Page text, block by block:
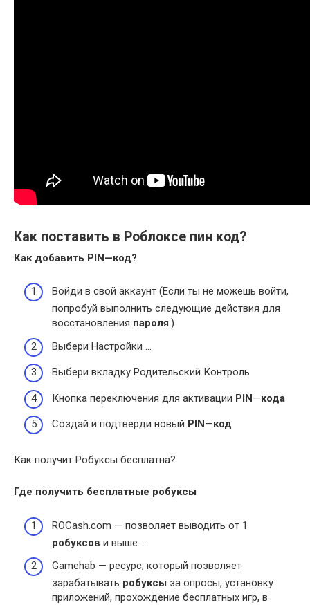
Как поставить в Роблоксе пин код?
Как добавить PIN—код?
Войди в свой аккаунт (Если ты не можешь войти,
попробуй выполнить следующие действия для
восстановления пароля.)
Выбери Настройки …
Выбери вкладку Родительский Контроль
Кнопка переключения для активации PIN—кода
Создай и подтверди новый PIN—код
Как получит Робуксы бесплатна?
Где получить бесплатные робуксы
ROCash.com — позволяет выводить от 1
робуксов и выше. …
Gamehab — ресурс, который позволяет
зарабатывать робуксы за опросы, установку
приложений, прохождение бесплатных игр, в